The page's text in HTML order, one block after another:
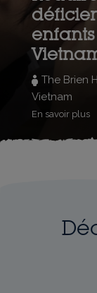
The Brien
Vietnam
En savoir plus